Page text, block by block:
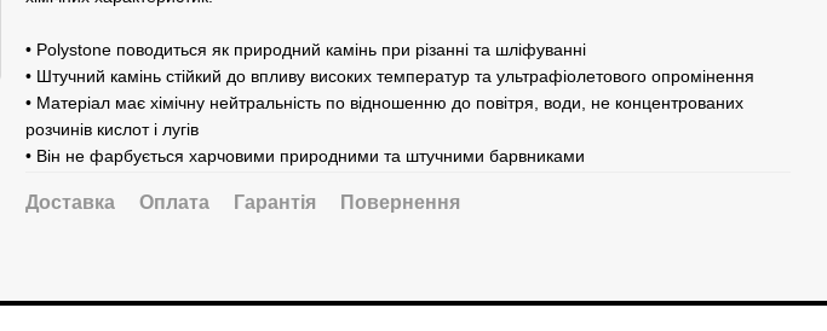
• Polystone поводиться як природний камінь при різанні та шліфуванні
• Штучний камінь стійкий до впливу високих температур та ультрафіолетового опромінення
• Матеріал має хімічну нейтральність по відношенню до повітря, води, не концентрованих
розчинів кислот і лугів
• Він не фарбується харчовими природними та штучними барвниками
Доставка Оплата Гарантія Повернення